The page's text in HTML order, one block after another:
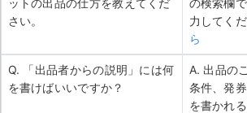
さい。
力してくだ
ら
Q. 「出品者からの説明」には何
を書けばいいですか？
A. 出品の
条件、発
を書かれ